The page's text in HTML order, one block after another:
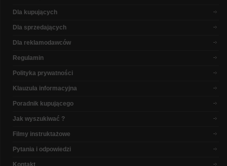
Dla kupujących
Dla sprzedających
Dla reklamodawców
Regulamin
Polityka prywatności
Klauzula informacyjna
Poradnik kupującego
Jak wyszukiwać ?
Filmy instruktażowe
Pytania i odpowiedzi
Kontakt